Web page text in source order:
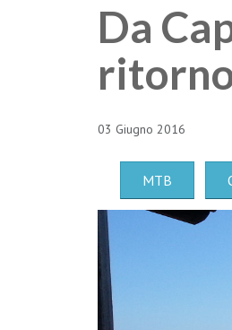
Da
03 Giugno 2016
MTB